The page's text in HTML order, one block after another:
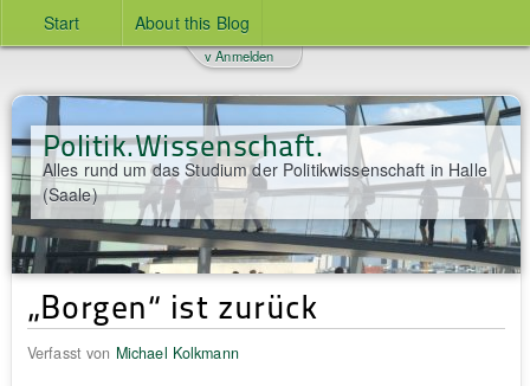
Start About this Blog
Politik.Wissenschaft.
Alles rund um das Studium der Politikwissenschaft in Halle
(Saale)
v Anmelden
„Borgen“ ist zurück
Verfasst von Michael Kolkmann